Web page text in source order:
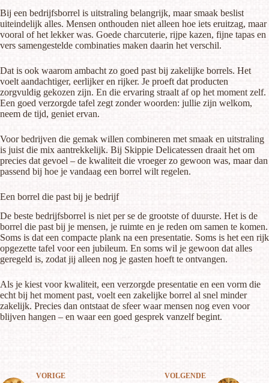
Bij een bedrijfsborrel is uitstraling belangrijk, maar smaak beslist
uiteindelijk alles. Mensen onthouden niet alleen hoe iets eruitzag, maar
vooral of het lekker was. Goede charcuterie, rijpe kazen, fijne tapas en
vers samengestelde combinaties maken daarin het verschil.
Dat is ook waarom ambacht zo goed past bij zakelijke borrels. Het
voelt aandachtiger, eerlijker en rijker. Je proeft dat producten
zorgvuldig gekozen zijn. En die ervaring straalt af op het moment zelf.
Een goed verzorgde tafel zegt zonder woorden: jullie zijn welkom,
neem de tijd, geniet ervan.
Voor bedrijven die gemak willen combineren met smaak en uitstraling
is juist die mix aantrekkelijk. Bij Skippie Delicatessen draait het om
precies dat gevoel – de kwaliteit die vroeger zo gewoon was, maar dan
passend bij hoe je vandaag een borrel wilt regelen.
Een borrel die past bij je bedrijf
De beste bedrijfsborrel is niet per se de grootste of duurste. Het is de
borrel die past bij je mensen, je ruimte en je reden om samen te komen.
Soms is dat een compacte plank na een presentatie. Soms is het een rijk
opgezette tafel voor een jubileum. En soms wil je gewoon dat alles
geregeld is, zodat jij alleen nog je gasten hoeft te ontvangen.
Als je kiest voor kwaliteit, een verzorgde presentatie en een vorm die
echt bij het moment past, voelt een zakelijke borrel al snel minder
zakelijk. Precies dan ontstaat de sfeer waar mensen nog even voor
blijven hangen – en waar een goed gesprek vanzelf begint.
VORIGE VOLGENDE